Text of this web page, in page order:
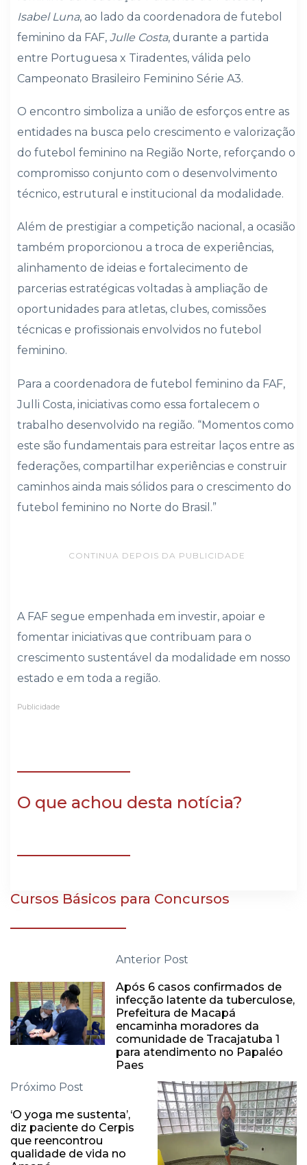
Isabel Luna, ao lado da coordenadora de futebol
feminino da FAF, Julle Costa, durante a partida
entre Portuguesa x Tiradentes, válida pelo
Campeonato Brasileiro Feminino Série A3.
O encontro simboliza a união de esforços entre as
entidades na busca pelo crescimento e valorização
do futebol feminino na Região Norte, reforçando o
compromisso conjunto com o desenvolvimento
técnico, estrutural e institucional da modalidade.
Além de prestigiar a competição nacional, a ocasião
também proporcionou a troca de experiências,
alinhamento de ideias e fortalecimento de
parcerias estratégicas voltadas à ampliação de
oportunidades para atletas, clubes, comissões
técnicas e profissionais envolvidos no futebol
feminino.
Para a coordenadora de futebol feminino da FAF,
Julli Costa, iniciativas como essa fortalecem o
trabalho desenvolvido na região. “Momentos como
este são fundamentais para estreitar laços entre as
federações, compartilhar experiências e construir
caminhos ainda mais sólidos para o crescimento do
futebol feminino no Norte do Brasil.”
CONTINUA DEPOIS DA PUBLICIDADE
A FAF segue empenhada em investir, apoiar e
fomentar iniciativas que contribuam para o
crescimento sustentável da modalidade em nosso
estado e em toda a região.
Publicidade
O que achou desta notícia?
Cursos Básicos para Concursos
Anterior Post
Após 6 casos confirmados de
infecção latente da tuberculose,
Prefeitura de Macapá
encaminha moradores da
comunidade de Tracajatuba 1
para atendimento no Papaléo
Paes
Próximo Post
‘O yoga me sustenta’,
diz paciente do Cerpis
que reencontrou
qualidade de vida no